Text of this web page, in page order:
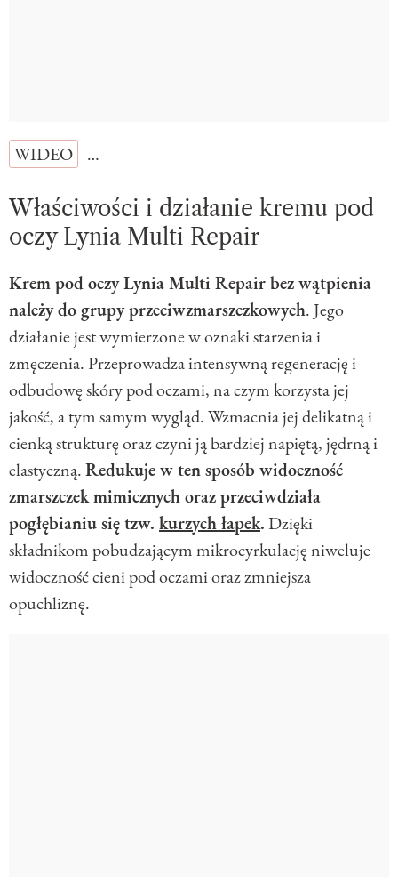
WIDEO …
Właściwości i działanie kremu pod
oczy Lynia Multi Repair
Krem pod oczy Lynia Multi Repair bez wątpienia
należy do grupy przeciwzmarszczkowych. Jego
działanie jest wymierzone w oznaki starzenia i
zmęczenia. Przeprowadza intensywną regenerację i
odbudowę skóry pod oczami, na czym korzysta jej
jakość, a tym samym wygląd. Wzmacnia jej delikatną i
cienką strukturę oraz czyni ją bardziej napiętą, jędrną i
elastyczną.Redukuje w ten sposób widoczność
zmarszczek mimicznych oraz przeciwdziała
pogłębianiu się tzw. kurzych łapek.Dzięki
składnikom pobudzającym mikrocyrkulację niweluje
widoczność cieni pod oczami oraz zmniejsza
opuchliznę.